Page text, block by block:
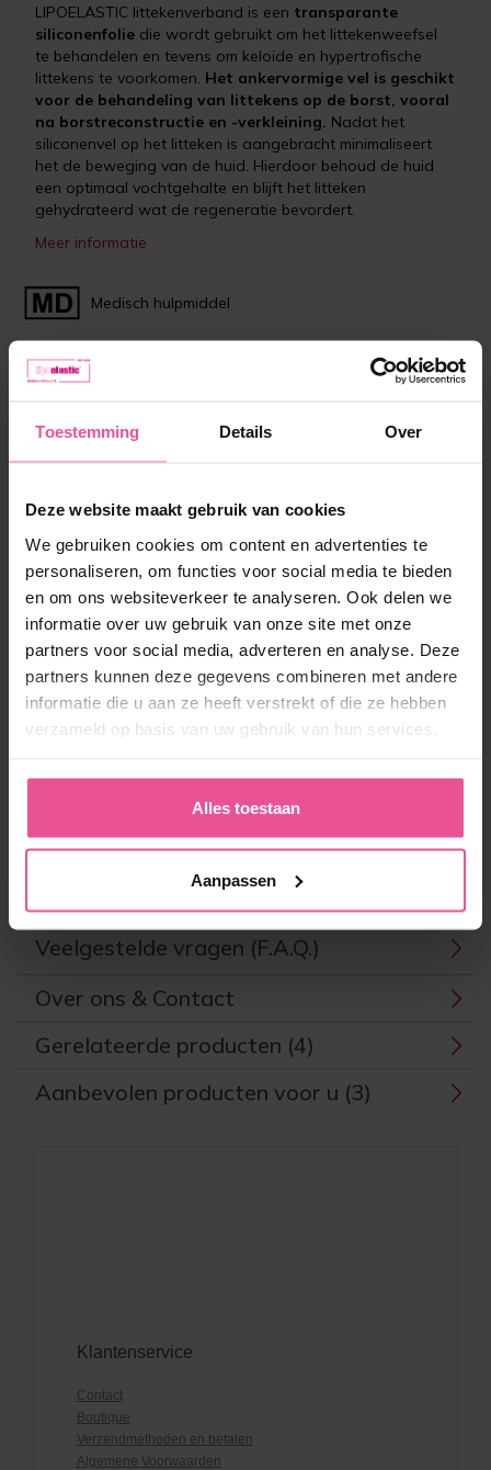
Toestemming Details Over
Deze website maakt gebruik van cookies
We gebruiken cookies om content en advertenties te
personaliseren, om functies voor social media te bieden
en om ons websiteverkeer te analyseren. Ook delen we
informatie over uw gebruik van onze site met onze
partners voor social media, adverteren en analyse. Deze
partners kunnen deze gegevens combineren met andere
informatie die u aan ze heeft verstrekt of die ze hebben
verzameld op basis van uw gebruik van hun services.
Alles toestaan
Aanpassen
LIPOELASTIC littekenverband is een transparante
siliconenfolie die wordt gebruikt om het littekenweefsel
te behandelen en tevens om keloïde en hypertrofische
littekens te voorkomen. Het ankervormige vel is geschikt
voor de behandeling van littekens op de borst, vooral
na borstreconstructie en -verkleining. Nadat het
siliconenvel op het litteken is aangebracht minimaliseert
het de beweging van de huid. Hierdoor behoud de huid
een optimaal vochtgehalte en blijft het litteken
gehydrateerd wat de regeneratie bevordert.
Meer informatie
Medisch hulpmiddel
- + In winkelmandje
Productcode:F-02555-55SLE
EAN:8435057975155
Producent:
FRESCO INTERNATIONAL 2005, S.A., gemaakt
voor LIPOELASTIC
Nog steeds niet zeker over uw keuze?
Veelgestelde vragen (F.A.Q.)
Over ons & Contact
Gerelateerde producten (4)
Aanbevolen producten voor u (3)
Klantenservice
Contact
Boutique
Verzendmethoden en betalen
Algemene Voorwaarden